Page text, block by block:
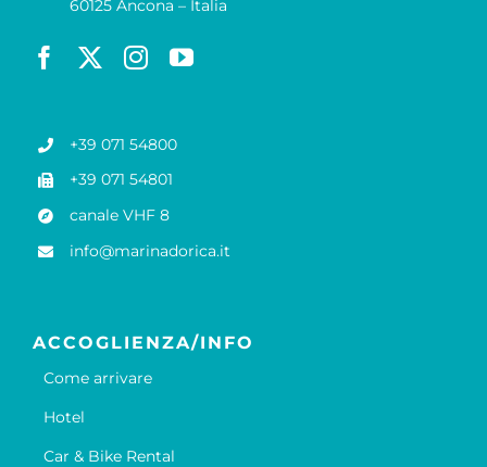
60125 Ancona – Italia
+39 071 54800
+39 071 54801
canale VHF 8
info@marinadorica.it
ACCOGLIENZA/INFO
Come arrivare
Hotel
Car & Bike Rental